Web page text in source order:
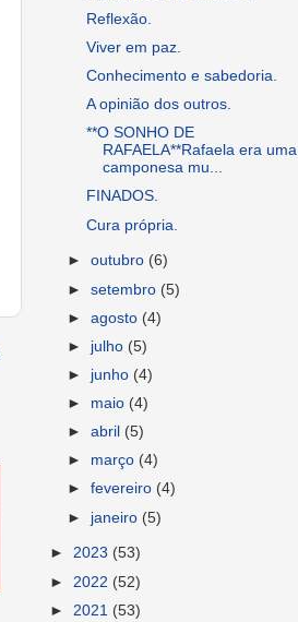
Reflexão.
Viver em paz.
Conhecimento e sabedoria.
A opinião dos outros.
**O SONHO DE
RAFAELA**Rafaela era uma
camponesa mu...
FINADOS.
Cura própria.
►outubro (6)
►setembro (5)
►agosto (4)
► julho (5)
► junho (4)
► maio (4)
►abril (5)
► março (4)
►fevereiro (4)
► janeiro (5)
► 2023 (53)
► 2022 (52)
► 2021 (53)